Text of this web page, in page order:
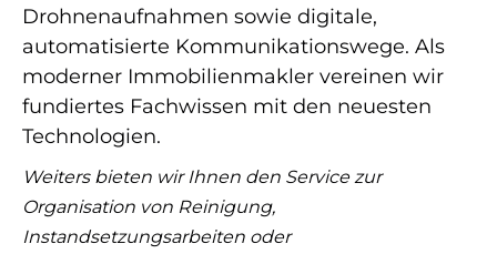
Drohnenaufnahmen sowie digitale,
automatisierte Kommunikationswege. Als
moderner Immobilienmakler vereinen wir
fundiertes Fachwissen mit den neuesten
Technologien.
Weiters bieten wir Ihnen den Service zur
Organisation von Reinigung,
Instandsetzungsarbeiten oder